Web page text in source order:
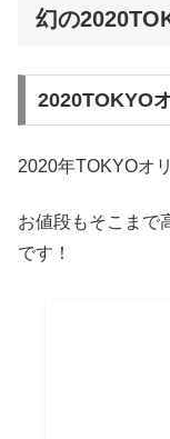
幻の
2020TOKYO
2020年TOKYOオ
お値段もそこまで
です！